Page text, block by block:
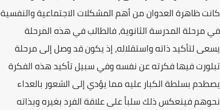
كانت ظاهرة العدوان من أهم المشكلات الاجتماعية والنفسية
في مرحلة المدرسة الثانوية، فالطالب في هذه المرحلة
يسعى لتأكيد ذاته واستقلاله، إذ يكون قد وصل إلى مرحلة
تبلورت فيها فكرته عن نفسه وفي سبيل تأكيد هذه الفكرة
يصطدم بسلطة الكبار عليه مما يؤدي إلى الشعور بالعداء
نحوهم فينعكس ذلك سلباً على علاقة الفرد بغيره وبذاته